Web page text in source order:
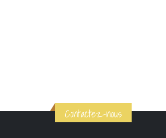
Contactez-nous